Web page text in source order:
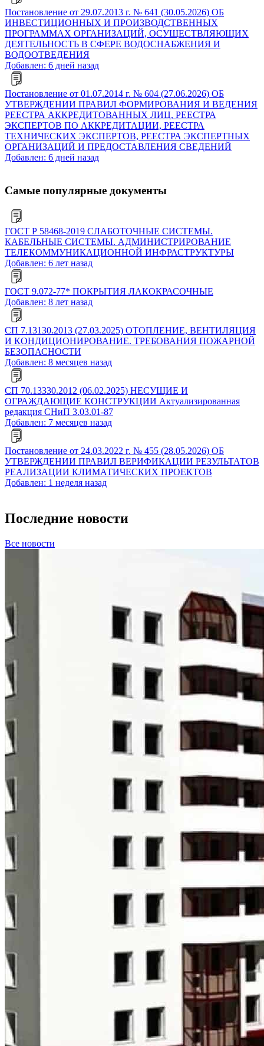
Постановление от 29.07.2013 г. № 641 (30.05.2026) ОБ
ИНВЕСТИЦИОННЫХ И ПРОИЗВОДСТВЕННЫХ
ПРОГРАММАХ ОРГАНИЗАЦИЙ, ОСУЩЕСТВЛЯЮЩИХ
ДЕЯТЕЛЬНОСТЬ В СФЕРЕ ВОДОСНАБЖЕНИЯ И
ВОДООТВЕДЕНИЯ
Добавлен: 6 дней назад
Постановление от 01.07.2014 г. № 604 (27.06.2026) ОБ
УТВЕРЖДЕНИИ ПРАВИЛ ФОРМИРОВАНИЯ И ВЕДЕНИЯ
РЕЕСТРА АККРЕДИТОВАННЫХ ЛИЦ, РЕЕСТРА
ЭКСПЕРТОВ ПО АККРЕДИТАЦИИ, РЕЕСТРА
ТЕХНИЧЕСКИХ ЭКСПЕРТОВ, РЕЕСТРА ЭКСПЕРТНЫХ
ОРГАНИЗАЦИЙ И ПРЕДОСТАВЛЕНИЯ СВЕДЕНИЙ
Добавлен: 6 дней назад
Самые популярные документы
ГОСТ Р 58468-2019 СЛАБОТОЧНЫЕ СИСТЕМЫ.
КАБЕЛЬНЫЕ СИСТЕМЫ. АДМИНИСТРИРОВАНИЕ
ТЕЛЕКОММУНИКАЦИОННОЙ ИНФРАСТРУКТУРЫ
Добавлен: 6 лет назад
ГОСТ 9.072-77* ПОКРЫТИЯ ЛАКОКРАСОЧНЫЕ
Добавлен: 8 лет назад
СП 7.13130.2013 (27.03.2025) ОТОПЛЕНИЕ, ВЕНТИЛЯЦИЯ
И КОНДИЦИОНИРОВАНИЕ. ТРЕБОВАНИЯ ПОЖАРНОЙ
БЕЗОПАСНОСТИ
Добавлен: 8 месяцев назад
СП 70.13330.2012 (06.02.2025) НЕСУЩИЕ И
ОГРАЖДАЮЩИЕ КОНСТРУКЦИИ Актуализированная
редакция СНиП 3.03.01-87
Добавлен: 7 месяцев назад
Постановление от 24.03.2022 г. № 455 (28.05.2026) ОБ
УТВЕРЖДЕНИИ ПРАВИЛ ВЕРИФИКАЦИИ РЕЗУЛЬТАТОВ
РЕАЛИЗАЦИИ КЛИМАТИЧЕСКИХ ПРОЕКТОВ
Добавлен: 1 неделя назад
Последние новости
Все новости